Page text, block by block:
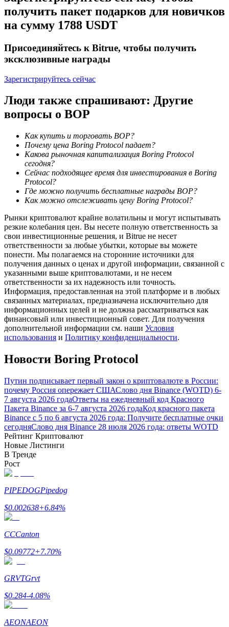
Наслаждайтесь распределением прибыли и комиссиями
за копи-трейдинг
Информация
Анализ больших данных, включая торговую информацию
и т. д.
Гид
Руководство для начинающих по фьючерсам
Торговые стратегии
Узнайте, как оставаться прибыльным
Заработок
Силовая свинья
Получайте конкурентные награды ежедневно
получить пакет подарков для новичков
на сумму 1788 USDT
Присоединяйтесь к Bitrue, чтобы получить
эксклюзивные награды
Зарегистрируйтесь сейчас
Люди также спрашивают: Другие
вопросы о BOP
Как купить и торговать BOP?
Почему цена Boring Protocol падает?
Какова рыночная капитализация Boring Protocol
сегодня?
Сейчас подходящее время для инвестирования в Boring
Protocol?
Где можно получить бесплатные награды BOP?
Как можно отслеживать цену Boring Protocol?
Рынки криптовалют крайне волатильны и могут испытывать
резкие колебания цен. Вы несете полную ответственность за
свои инвестиционные решения, и Bitrue не несет
ответственности за любые убытки, которые вы можете
понести. Мы полагаемся на сторонние источники для
получения данных о ценах и другой информации, связанной с
указанными выше криптовалютами, и не несем
ответственности за их надежность или точность.
Информация, предоставленная на этой платформе и в любых
связанных материалах, предназначена исключительно для
информационных целей и не должна рассматриваться как
финансовый или инвестиционный совет. Для получения
дополнительной информации см. наши Условия
использования и Политику конфиденциальности.
Новости Boring Protocol
Путин подписывает первый закон о криптовалюте в России:
почему Россия опережает СШАСлово дня Binance (WOTD) 6-
7 августа 2026 годаОтветы на ежедневный код Красного
Пакета Binance за 6-7 августа 2026 годаКод красного пакета
Binance с 5 по 6 августа 2026 года: Получите бесплатные очки
сегодняСлово дня Binance 28 июля 2026 года: ответы WOTD
Рейтинг Криптовалют
Новые Листинги
В Тренде
Рост
PIPEDOGPipedog
$0.002638+6.84%
CCCanton
$0.09772+7.70%
GRVTGrvt
$0.284-4.08%
AEONAEON